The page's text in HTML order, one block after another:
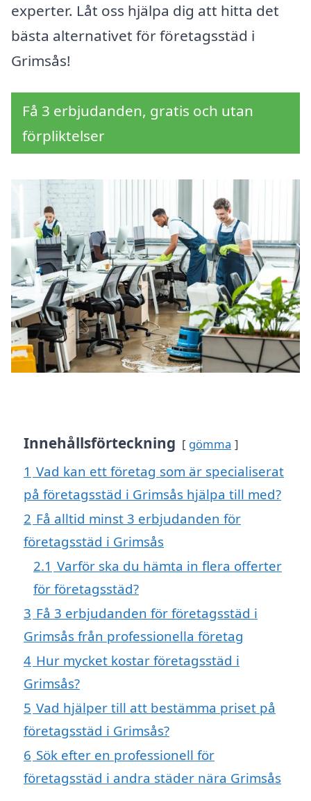
experter. Låt oss hjälpa dig att hitta det
bästa alternativet för företagsstäd i
Grimsås!
Få 3 erbjudanden, gratis och utan
förpliktelser
Innehållsförteckning gömma
1 Vad kan ett företag som är specialiserat
på företagsstäd i Grimsås hjälpa till med?
2 Få alltid minst 3 erbjudanden för
företagsstäd i Grimsås
2.1 Varför ska du hämta in flera offerter
för företagsstäd?
3 Få 3 erbjudanden för företagsstäd i
Grimsås från professionella företag
4 Hur mycket kostar företagsstäd i
Grimsås?
5 Vad hjälper till att bestämma priset på
företagsstäd i Grimsås?
6 Sök efter en professionell för
företagsstäd i andra städer nära Grimsås